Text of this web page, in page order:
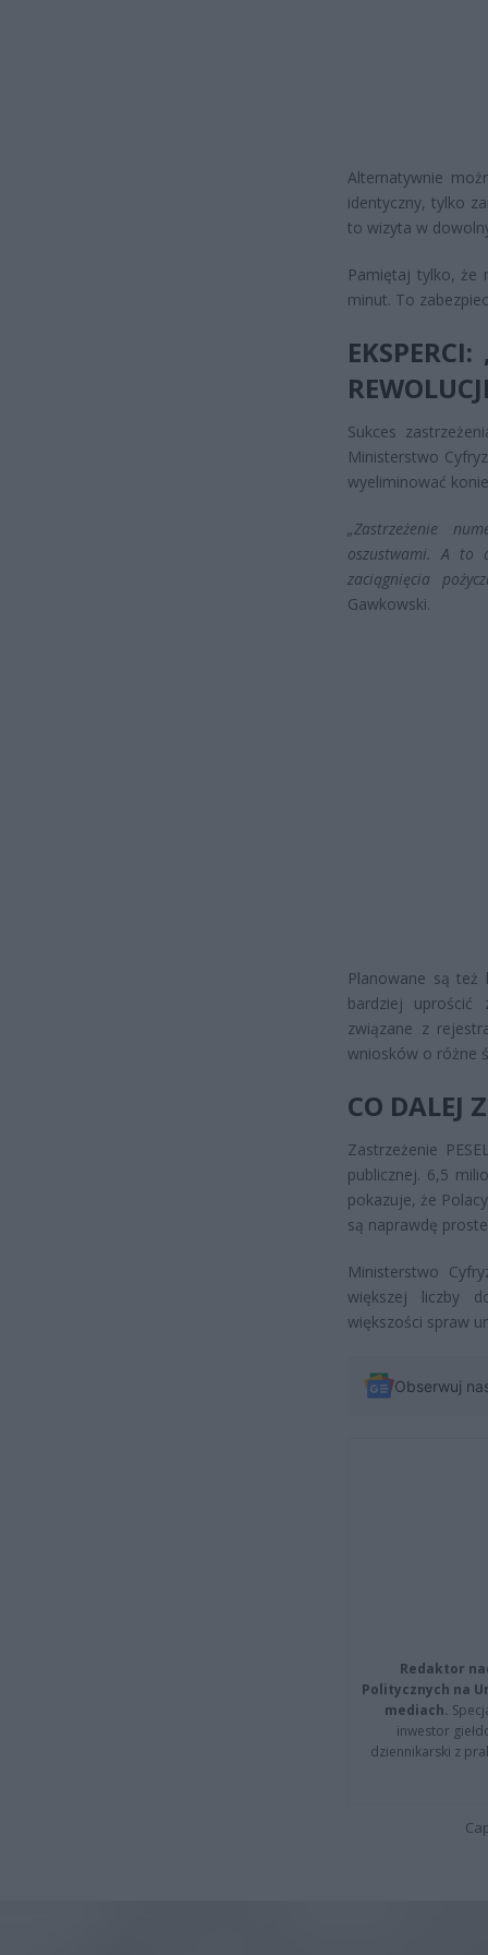
Alternatywnie
identyczny, tylko
to wizyta w
Pamiętaj tylko, że
minut. To
Sukces
Ministerstwo
wyeliminować
„Zastrzeżenie
oszustwami. A to
zaciągnięcia
Gawkowski.
Planowane są też
bardziej uprościć
związane z
wniosków o różne
CO DALEJ
Zastrzeżenie
publicznej. 6,5
pokazuje, że
są naprawdę
Ministerstwo
większej liczby
większości spraw
Obserwuj
Redaktor
Politycznych na
mediach.
inwestor
dziennikarski z